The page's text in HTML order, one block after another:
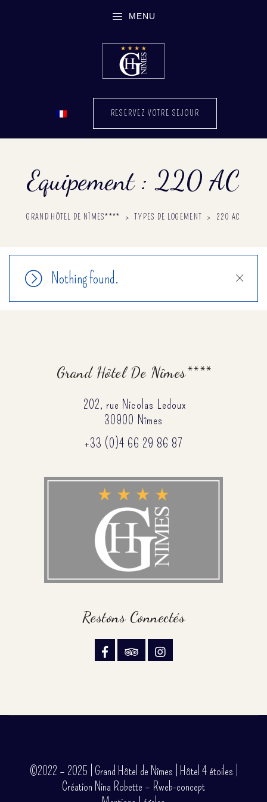
MENU
RESERVEZ VOTRE SEJOUR
Equipement :220 AC
GRAND HÔTEL DE NÎMES**** > TYPES DE LOGEMENT > 220 AC
Close
Nothing found.
Grand Hôtel De Nîmes****
202, rue Nicolas Ledoux
30900 Nîmes
+33 (0)4 66 29 86 87
Restons Connectés
©2022 – 2025 | Grand Hôtel de Nîmes | Hôtel 4 étoiles |
Création Nina Robette – Rweb-concept